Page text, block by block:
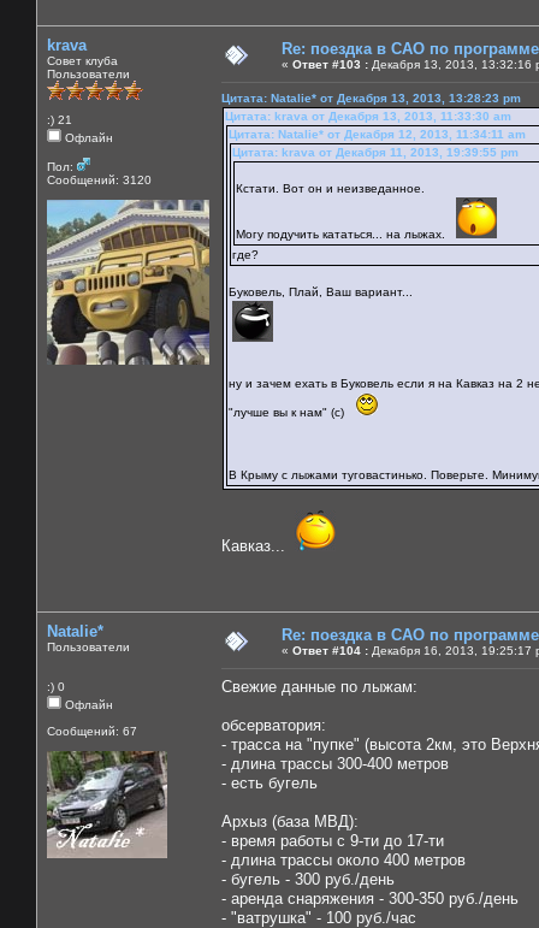
krava
Совет клуба
Пользователи
:) 21
Офлайн
Пол:
Сообщений: 3120
Re: поездка в САО по
« Ответ #103 : Декабря 13, 2013, 13:32:16
Цитата: Natalie* от Декабря 13, 2013, 13:28:23 pm
Цитата: krava от Декабря 13, 2013, 11:33:30 am
Цитата: Natalie* от Декабря 12, 2013, 11:34:11 am
Цитата: krava от Декабря 11, 2013, 19:39:55 pm
Кстати. Вот он и неизведанное.
Могу подучить кататься... на лыжах.
где?
Буковель, Плай, Ваш вариант...
ну и зачем ехать в Буковель если я на Кавказ на 2
"лучше вы к нам" (с)
В Крыму с лыжами туговастинько. Поверьте.
Кавказ...
Natalie*
Пользователи
:) 0
Офлайн
Сообщений: 67
Re: поездка в САО по
« Ответ #104 : Декабря 16, 2013, 19:25:17
Свежие данные по лыжам:
обсерватория:
- трасса на "пупке" (высота 2км, это
- длина трассы 300-400 метров
- есть бугель
Архыз (база МВД):
- время работы с 9-ти до 17-ти
- длина трассы около 400 метров
- бугель - 300 руб./день
- аренда снаряжения - 300-350 руб./день
- "ватрушка" - 100 руб./час